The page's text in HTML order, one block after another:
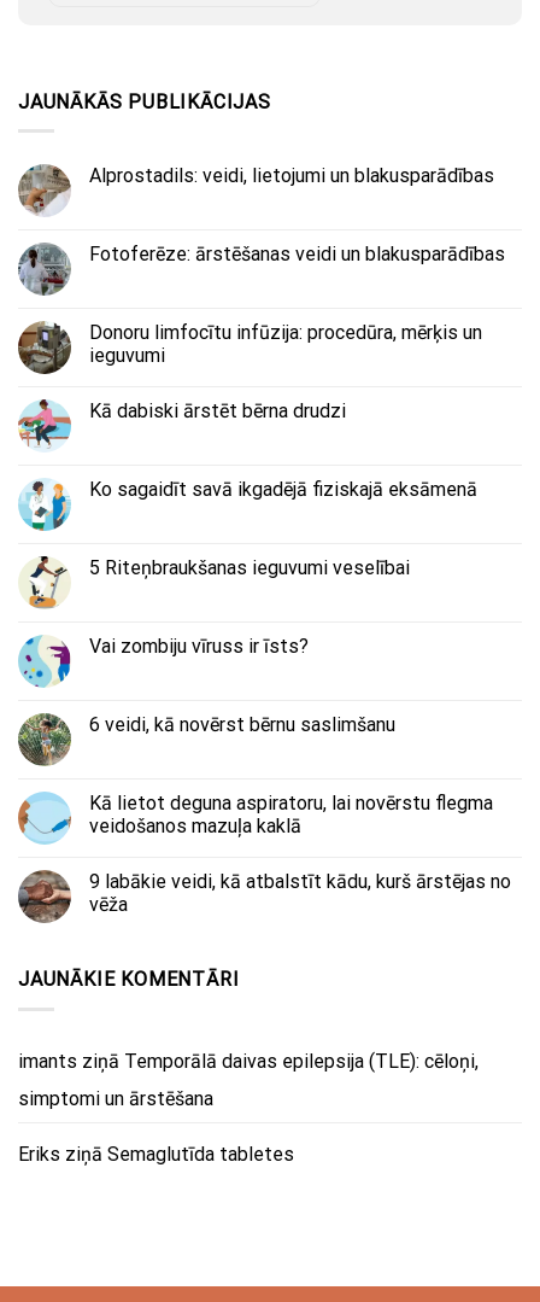
JAUNĀKĀS PUBLIKĀCIJAS
Alprostadils: veidi, lietojumi un blakusparādības
Fotoferēze: ārstēšanas veidi un blakusparādības
Donoru limfocītu infūzija: procedūra, mērķis un
ieguvumi
Kā dabiski ārstēt bērna drudzi
Ko sagaidīt savā ikgadējā fiziskajā eksāmenā
5 Riteņbraukšanas ieguvumi veselībai
Vai zombiju vīruss ir īsts?
6 veidi, kā novērst bērnu saslimšanu
Kā lietot deguna aspiratoru, lai novērstu flegma
veidošanos mazuļa kaklā
9 labākie veidi, kā atbalstīt kādu, kurš ārstējas no
vēža
JAUNĀKIE KOMENTĀRI
imants ziņā Temporālā daivas epilepsija (TLE): cēloņi,
simptomi un ārstēšana
Eriks ziņā Semaglutīda tabletes